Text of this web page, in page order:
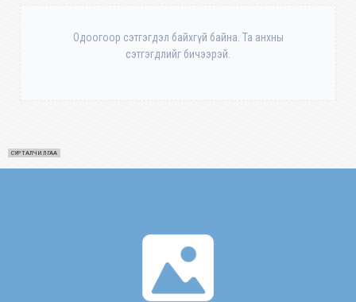
Одоогоор сэтгэгдэл байхгүй байна. Та анхны
сэтгэгдлийг бичээрэй.
СУРТАЛЧИЛГАА